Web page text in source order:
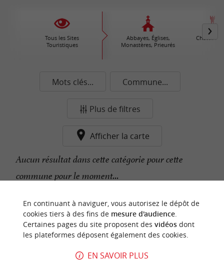
Tous les Sites
Touristiques
Abbayes, Églises,
Monastères, Prieurés
Châteaux
Mots clés... Commune...
Plus de filtres
Afficher la carte
Aucun résultat dans cette catégorie pour cette
commune pour le moment...
n
o
t
r
e
c
o
u
p
d
e
c
o
e
u
r
En continuant à naviguer, vous autorisez le dépôt de
cookies tiers à des fins de mesure d'audience.
Certaines pages du site proposent des vidéosdont
les plateformes déposent également des cookies.
EN SAVOIR PLUS